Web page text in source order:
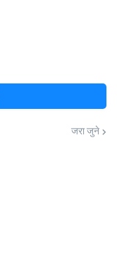
जरा जुने